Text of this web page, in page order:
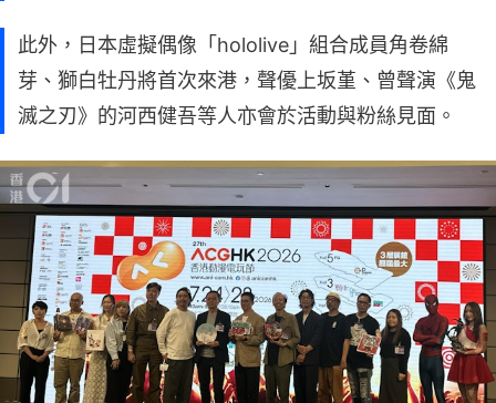
此外，日本虛擬偶像「hololive」組合成員角卷綿
芽、獅白牡丹將首次來港，聲優上坂堇、曾聲演《鬼
滅之刃》的河西健吾等人亦會於活動與粉絲見面。